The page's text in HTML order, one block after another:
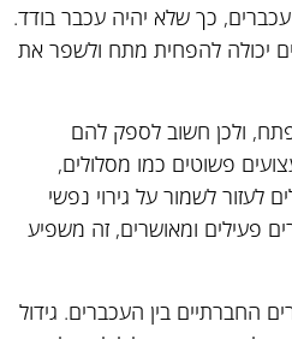
כך שלא יהיה עכבר בודד.
יכולה להפחית מתח ולשפר את
ולכן חשוב לספק להם
פשוטים כמו מסלולים,
לעזור לשמור על גירוי נפשי
פעילים ומאושרים, זה משפיע
החברתיים בין העכברים. גידול